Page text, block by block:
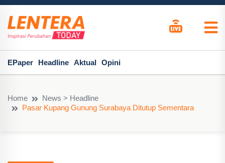
EPaper Headline Aktual Opini
Home
News > Headline
Pasar Kupang Gunung Surabaya Ditutup Sementara